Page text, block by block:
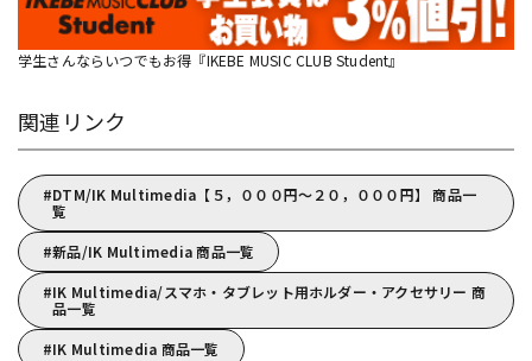
学生さんならいつでもお得『IKEBE MUSIC CLUB Student』
関連リンク
DTM/IK Multimedia【５，０００円～２０，０００円】 商品一
覧
新品/IK Multimedia 商品一覧
IK Multimedia/スマホ・タブレット用ホルダー・アクセサリー 商
品一覧
IK Multimedia 商品一覧